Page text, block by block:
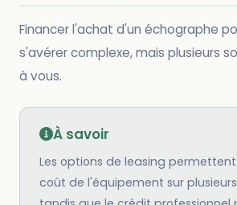
Financer l'achat d'un échographe
s'avérer complexe, mais plusieurs
à vous.
À savoir
Les options de leasing
coût de l'équipement sur